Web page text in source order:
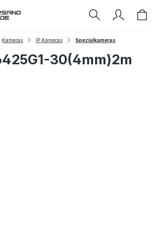
Kameras IP Kameras Spezialkameras
30(4mm)2m